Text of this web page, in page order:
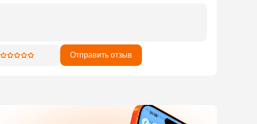
Отправить отзыв